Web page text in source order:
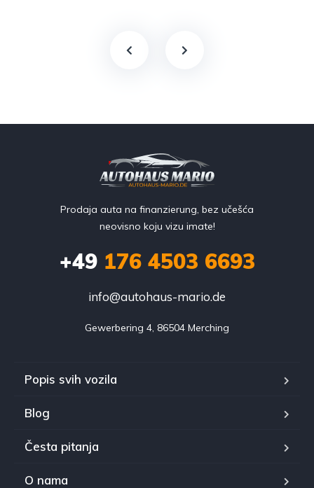
Prodaja auta na finanzierung, bez učešća
neovisno koju vizu imate!
+49176 4503 6693
info@autohaus-mario.de
Gewerbering 4, 86504 Merching
Popis svih vozila
Blog
Česta pitanja
O nama